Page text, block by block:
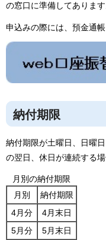
の窓口に準備してあります
申込みの際には、預金通
納付期限
納付期限が土曜日、日曜
の翌日、休日が連続する
月別の納付期限
月別
納付期限
4月分
4月末日
5月分
5月末日